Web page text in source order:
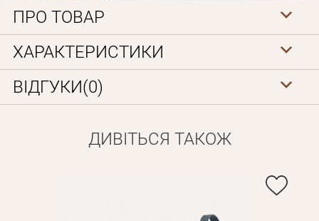
ПРО ТОВАР
ХАРАКТЕРИСТИКИ
ВІДГУКИ(0)
ДИВІТЬСЯ ТАКОЖ
Особисті дані
Вам на пошту буде відправлено лист з посиланням для